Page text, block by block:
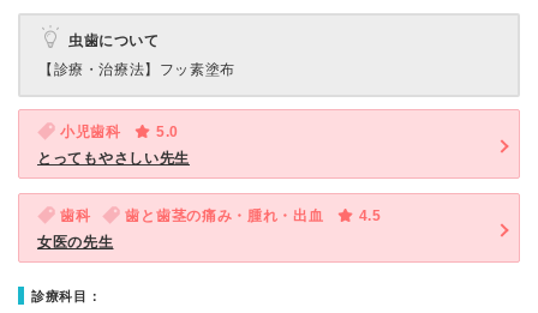
虫歯について
【診療・治療法】 フッ素塗布
小児歯科
5.0
とってもやさしい先生
歯科 歯と歯茎の痛み・腫れ・出血
4.5
女医の先生
診療科目：